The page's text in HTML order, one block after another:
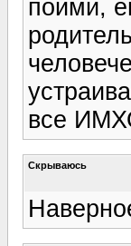
пойми,
все
Скрываюсь